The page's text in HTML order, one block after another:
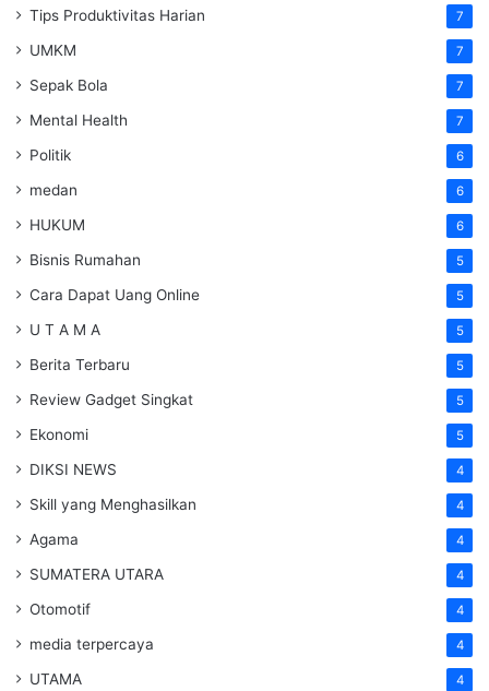
Tips Produktivitas Harian 7
UMKM 7
Sepak Bola 7
Mental Health 7
Politik 6
medan 6
HUKUM 6
Bisnis Rumahan 5
Cara Dapat Uang Online 5
U T A M A 5
Berita Terbaru 5
Review Gadget Singkat 5
Ekonomi 5
DIKSI NEWS 4
Skill yang Menghasilkan 4
Agama 4
SUMATERA UTARA 4
Otomotif 4
media terpercaya 4
UTAMA 4